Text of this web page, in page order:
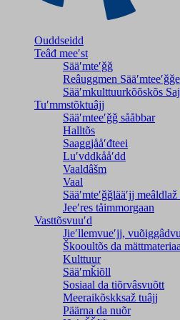
Ouddseidd
Teâđ meeʹst
Sääʹmteʹǧǧ
Reâuggmen
Sääʹmkulttuurkõõskõs
Tuʹmmstõktuâjj
Sääʹmteeʹǧǧ sååbbar
Halltõs
Saaǥǥjååʹđteei
Luʹvddkååʹdd
Vaaldâšm
Vaal
Sääʹmteʹǧǧlääʹjj
Jeeʹres tåimmorgaan
Vasttõsvuuʹd
Jieʹllemvueʹjj,
Škooultõs da
Kulttuur
Sääʹmǩiõll
Sosiaal da tiõrvâsvuõtt
Meeraikõskksaž tuâjj
Päärna da nuõr